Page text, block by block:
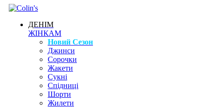
ДЕНІМ
ЖІНКАМ
Новий Сезон
Джинси
Сорочки
Жакети
Сукні
Спідниці
Шорти
Жилети